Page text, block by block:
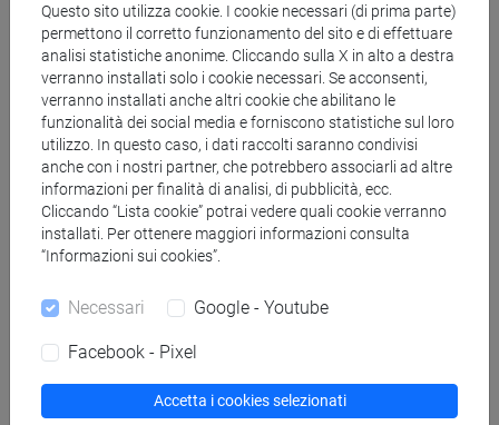
Materiali su Moodle
Corsi di studio e percorsi
[LM5] SCIENZE DEL LINGUAGGIO - Laurea
magistrale (DM270)
scienze del linguaggio
Struttura generale dell'insegnamento
LINGUA DEI SEGNI ITALIANA
LINGUA DEI SEGNI ITALIANA
Questo sito utilizza cookie. I cookie necessari (di prima parte)
permettono il corretto funzionamento del sito e di effettuare
analisi statistiche anonime. Cliccando sulla X in alto a destra
verranno installati solo i cookie necessari. Se acconsenti,
verranno installati anche altri cookie che abilitano le
funzionalità dei social media e forniscono statistiche sul loro
utilizzo. In questo caso, i dati raccolti saranno condivisi
anche con i nostri partner, che potrebbero associarli ad altre
informazioni per finalità di analisi, di pubblicità, ecc.
Cliccando “Lista cookie” potrai vedere quali cookie verranno
installati. Per ottenere maggiori informazioni consulta
“Informazioni sui cookies”.
Necessari Google - Youtube
Facebook - Pixel
Accetta i cookies selezionati